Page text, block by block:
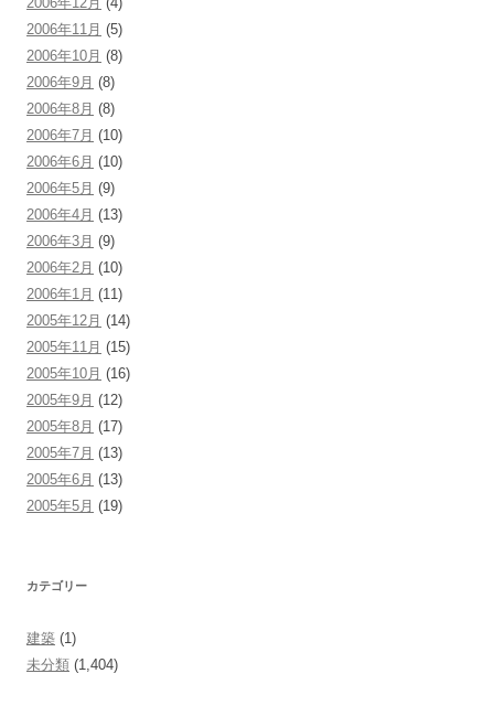
2006年11月 (5)
2006年10月 (8)
2006年9月 (8)
2006年8月 (8)
2006年7月 (10)
2006年6月 (10)
2006年5月 (9)
2006年4月 (13)
2006年3月 (9)
2006年2月 (10)
2006年1月 (11)
2005年12月 (14)
2005年11月 (15)
2005年10月 (16)
2005年9月 (12)
2005年8月 (17)
2005年7月 (13)
2005年6月 (13)
2005年5月 (19)
カテゴリー
建築 (1)
未分類 (1,404)